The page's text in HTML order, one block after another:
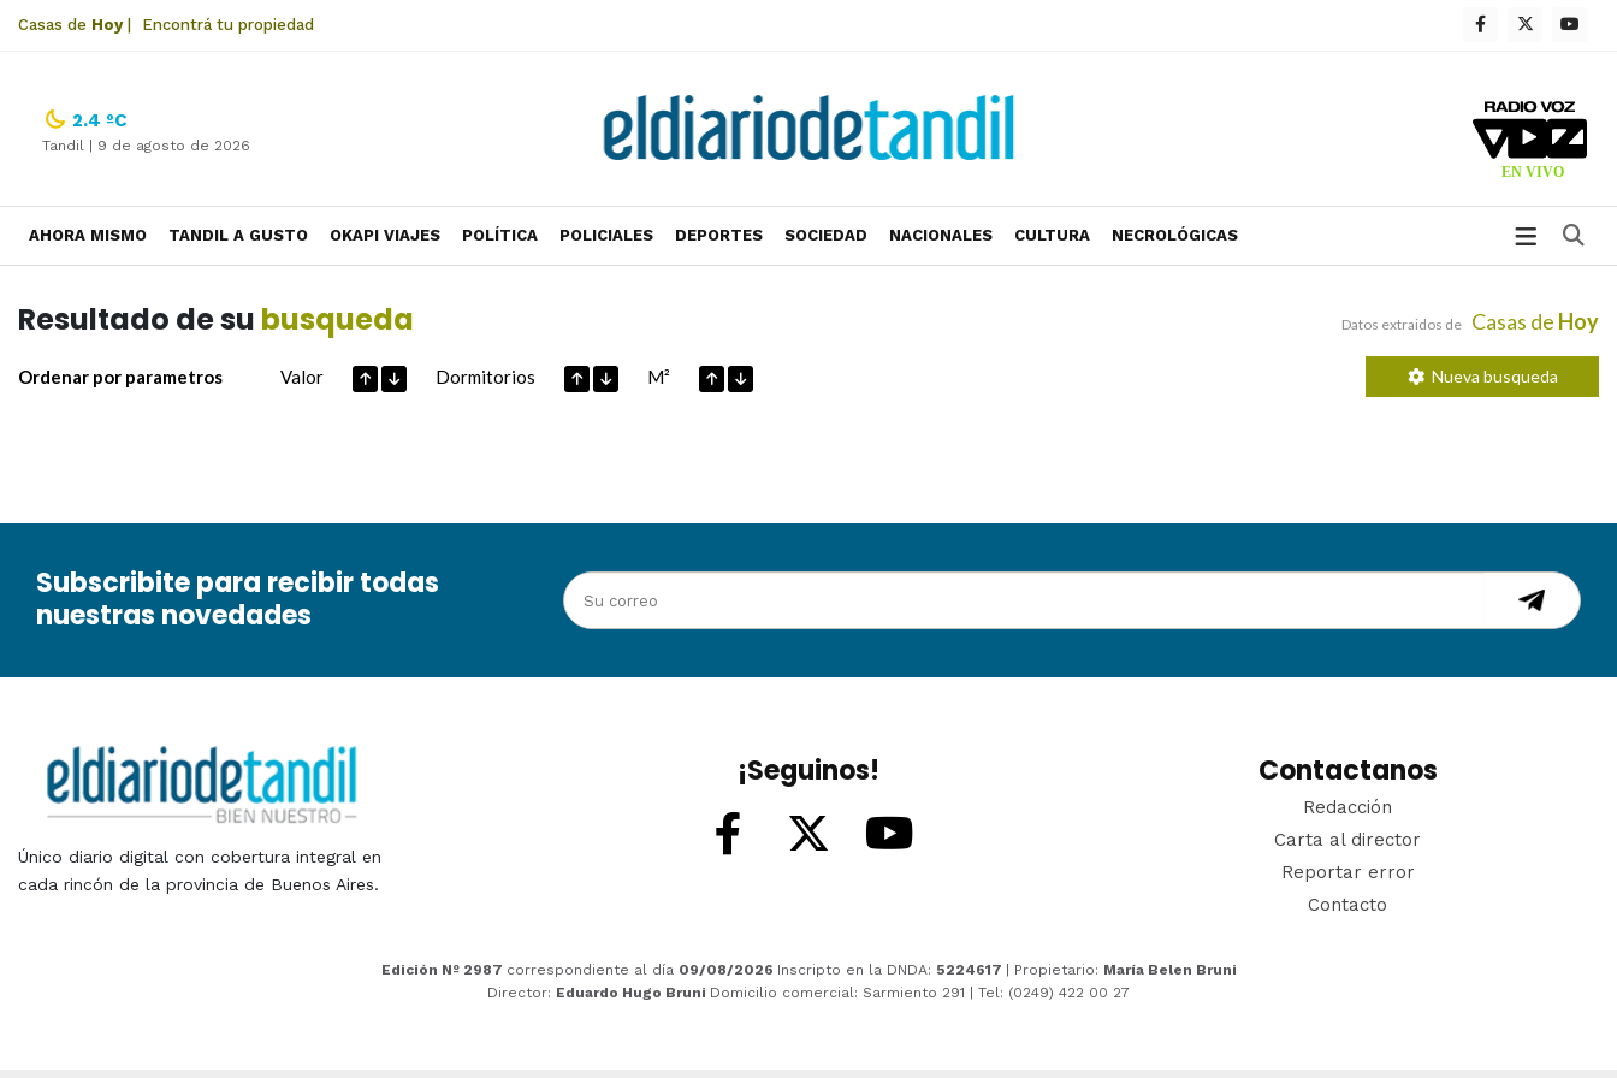
Casas de Hoy| Encontrá tu propiedad
2.4 ºC
Tandil | 9 de agosto de 2026
AHORA MISMO TANDIL A GUSTO OKAPI VIAJES POLÍTICA POLICIALES DEPORTES SOCIEDAD NACIONALES CULTURA NECROLÓGICAS
Resultado de su busqueda Datos extraidos de Casas de Hoy
Ordenar por parametros Valor Dormitorios M² Nueva busqueda
Subscribite para recibir todas
nuestras novedades
Único diario digital con cobertura integral en
cada rincón de la provincia de Buenos Aires.
¡Seguinos! Contactanos
Redacción
Carta al director
Reportar error
Contacto
Edición Nº 2987 correspondiente al día 09/08/2026 Inscripto en la DNDA: 5224617 | Propietario: María Belen Bruni
Director: Eduardo Hugo Bruni Domicilio comercial: Sarmiento 291 | Tel: (0249) 422 00 27